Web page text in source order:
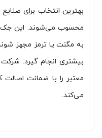
بهترین انتخاب برای
محسوب می‌شوند. این جک‌ها
به مگنت یا ترمز مجهز
بیشتری انجام گیرد.
معتبر را با ضمانت اصالت
می‌کند.